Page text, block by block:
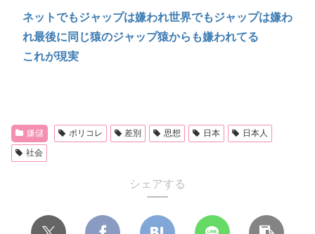
ネットでもジャップは嫌われ世界でもジャップは嫌わ
れ最後に同じ猿のジャップ猿からも嫌われてる
これが現実
嫌儲 ポリコレ 差別 思想 日本
日本人
社会
シェアする